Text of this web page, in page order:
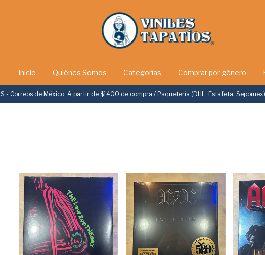
Inicio Quiénes Somos Categorías Comprar por género
- Correos de México: A partir de $1400 de compra / Paquetería (DHL, Estafeta,